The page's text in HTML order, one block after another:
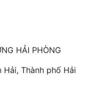
HẢI PHÒNG
Thành phố Hải